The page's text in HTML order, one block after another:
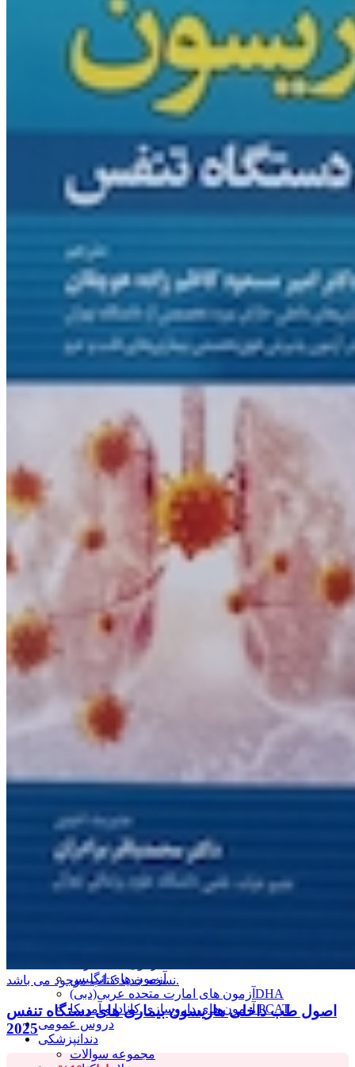
بیوفیزیک
تغذیه/ صنایع غذایی
صنایع غذایی
تغذیه
جنین شناسی
زیست شناسی
ژنتیک
میکروب شناسی
هماتولوژی/ بانک خون
فیزیولوژی
زنان/ مامایی
پرستاری
پیراپزشکی
اتاق عمل
فناوری اطلاعات سلامت/ انفورماتیک
هوشبری
المپیاد
تربیت بدنی
فیزیولوژی ورزشی
رشته های ورزشی
آمادگی جسمانی
بدن‌سازی و پرورش اندام
آسیب شناسی و حرکات اصلاحی
رفتار حرکتی
روانشناسی ورزشی
مدیریت ورزشی
آمار،سنجش و اندازه گیری
آناتومی و فیزیولوژی انسان
زندگینامه
کنکور تربیت بدنی
زبان تخصصی
حرکت شناسی و بیومکانیک ورزشی
تربیت بدنی
کتاب داستان تصویری
روش تحقیق
کتاب های رنگ آمیزی و ماندالا
کتاب های رزمی
کتاب های ورزشی
کودک و ورزش
زبان-اختصارات-اصطلاحات
آزمون های استخدامی
ارشد و دکتری
دکتری ارشد
بورد و ارتقاء
دستیاری/ پیش کارورزی
علوم پایه
آزمون های بین المللی
آزمون های انگلیس
آزمون های امارت متحده عربی(دبی)DHA
آزمون های داروسازی کانادا و آمریکا PCAT
دروس عمومی
دندانپزشکی
مجموعه سوالات
نسخه جدید کتاب موجود می باشد.
اصول طب داخلی هاریسون بیماری های دستگاه تنفس
2025